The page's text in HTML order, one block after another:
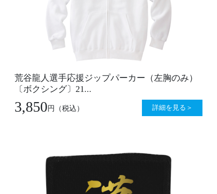
荒谷龍人選手応援ジップパーカー（左胸のみ）
〔ボクシング〕21...
3,850円 （税込） 詳細を見る＞